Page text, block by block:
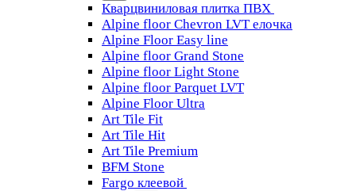
Кварцвиниловая плитка ПВХ
Alpine floor Chevron LVT елочка
Alpine Floor Easy line
Alpine floor Grand Stone
Alpine floor Light Stone
Alpine floor Parquet LVT
Alpine Floor Ultra
Art Tile Fit
Art Tile Hit
Art Tile Premium
BFM Stone
Fargo клеевой